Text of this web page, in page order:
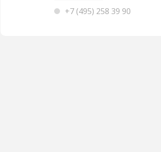
+7 (495) 258 39 90